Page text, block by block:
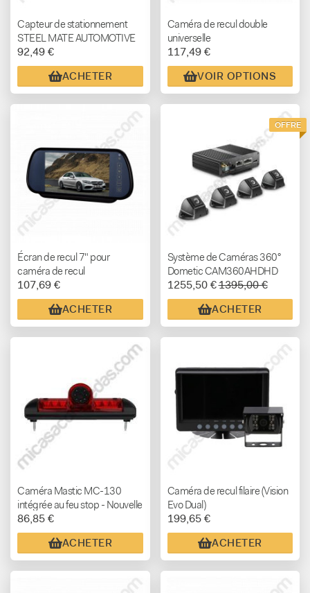
Capteur de stationnement
STEEL MATE AUTOMOTIVE
92,49 €
ACHETER
Caméra de recul double
universelle
117,49 €
VOIR OPTIONS
Écran de recul 7" pour
caméra de recul
107,69 €
ACHETER
OFFRE
Système de Caméras 360°
Dometic CAM360AHDHD
avec Vision 3D pour
Camping-Cars et Fourgons
Aménagés
1255,50 €1395,00 €
ACHETER
Caméra Mastic MC-130
intégrée au feu stop - Nouvelle
version améliorée
86,85 €
ACHETER
Caméra de recul filaire (Vision
Evo Dual)
199,65 €
ACHETER